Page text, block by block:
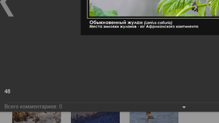
48
Всего комментариев: 0